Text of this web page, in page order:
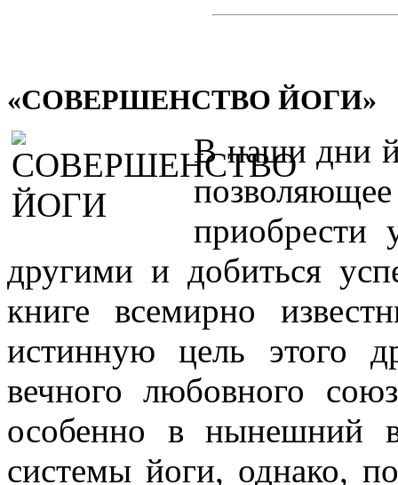
«СОВЕРШЕНСТВО ЙОГИ»
В наши дни
приобрести
другими и добиться
книге всемирно
истинную цель этого
вечного любовного
особенно в нынешний
системы йоги, однако,